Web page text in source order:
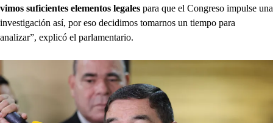
vimos suficientes elementos legales para que el Congreso impulse una
investigación así, por eso decidimos tomarnos un tiempo para
analizar”, explicó el parlamentario.